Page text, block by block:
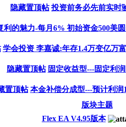
隐藏置顶帖 投资前务必先前实时
利的魅力-每月6% 初始资金500美
学会投资 李嘉诚:年存1.4万变亿万
隐藏置顶帖 固定收益型---固定利
置顶帖 本金补偿分成型---预计利润
版块主题
Flex EA V4.95版本